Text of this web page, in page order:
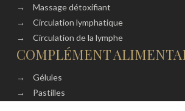
→
Massage détoxifiant
→
Circulation lymphatique
→
Circulation de la lymphe
COMPLÉMENT
→
Gélules
→
Pastilles